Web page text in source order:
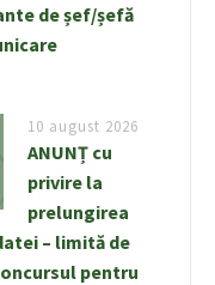
de șef/șefă
10 august 2026
ANUNȚ cu
privire la
prelungirea
– limită de
pentru